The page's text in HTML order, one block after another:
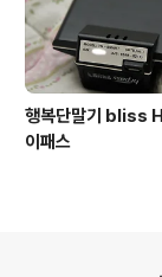
행복단말기 bliss
이패스